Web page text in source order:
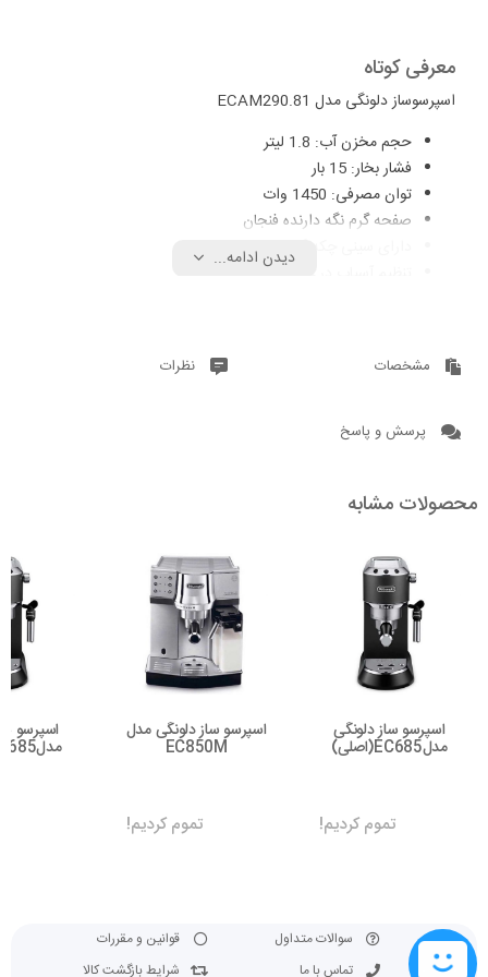
معرفی کوتاه
اسپرسوساز دلونگی مدل ECAM290.81
حجم مخزن آب: 1.8 لیتر
فشار بخار: 15 بار
توان مصرفی: 1450 وات
صفحه گرم نگه دارنده فنجان
دارای سینی چکه گیر
تعداد نازل قهوه: دو عدد
امکان شخصی سازی منو
قابلیت تعیین میزان سختی آب
امکان استفاده از فیلتر آب
تهیه نوشیدنی‌های: آب جوش، اسپرسو، کاپوچینو، قهوه فرانسه،
لانگو، لاته ماکیاتو و …
دیدن ادامه...
مشخصات نظرات
پرسش و پاسخ
محصولات مشابه
اسپرسو ساز دلونگی
مدلEC685(اصلی)
تموم کردیم!
اسپرسو ساز دلونگی مدل
EC850M
تموم کردیم!
اسپرسو
مدلEC685(اصلی)
سوالات متداول
تماس با ما
قوانین و مقررات
شرایط بازگشت کالا